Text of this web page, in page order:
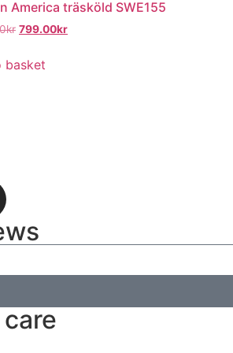
America träsköld SWE155
kr 799.00kr
basket